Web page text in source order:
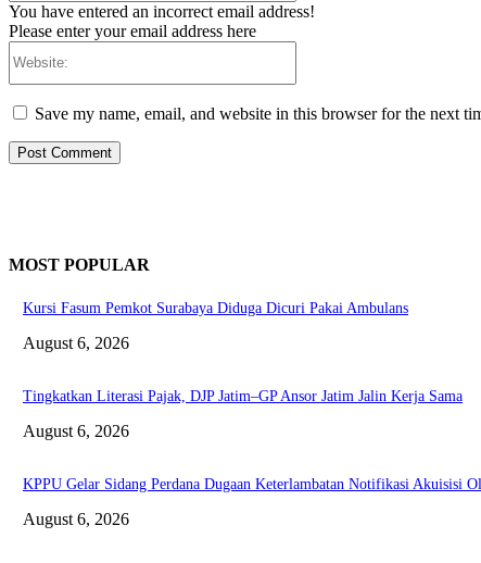
You have entered an incorrect email address!
Please enter your email address here
Save my name, email, and website in this browser for the next
MOST POPULAR
Kursi Fasum Pemkot Surabaya Diduga Dicuri Pakai Ambulans
August 6, 2026
Tingkatkan Literasi Pajak, DJP Jatim–GP Ansor Jatim Jalin Kerja Sama
August 6, 2026
KPPU Gelar Sidang Perdana Dugaan Keterlambatan Notifikasi Akuisisi
August 6, 2026